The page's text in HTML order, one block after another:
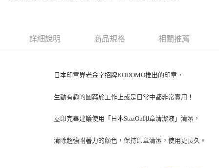
詳細說明 商品規格 相關推薦
日本印章界老金字招牌KODOMO推出的印章，
生動有趣的圖案於工作上或是日常中都非常實用！
蓋印完畢建議使用「日本StazOn印章清潔液」清潔，
清除超強附著力的顏色，保持印章清潔，使用更長久。